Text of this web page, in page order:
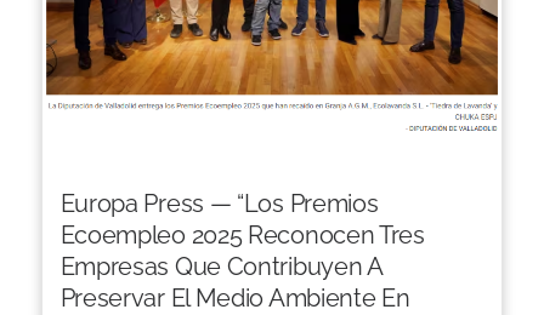
Europa Press — “Los Premios
Ecoempleo 2025 Reconocen Tres
Empresas Que Contribuyen A
Preservar El Medio Ambiente En